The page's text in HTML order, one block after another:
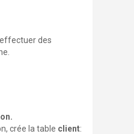
des
crée la table client: